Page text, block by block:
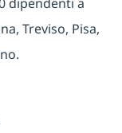
Treviso, Pisa,